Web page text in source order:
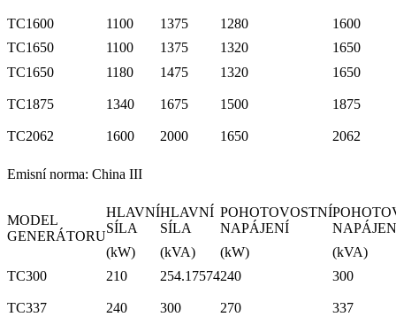
TC1600 1100 1375 1280
1600
TC1650
1100 1375 1320
1650
TC1650
1180 1475 1320 1650
TC1875 1340 1675 1500 1875
TC2062 1600 2000 1650 2062
Emisní norma: China III
MODEL
GENERÁTORU
HLAVNÍ
SÍLA
HLAVNÍ
SÍLA
POHOTOVOSTNÍ
NAPÁJENÍ
(kW)
(kVA) (kW)
(kVA)
TC300
210 254.17574240 300
TC337 240 300 270 337